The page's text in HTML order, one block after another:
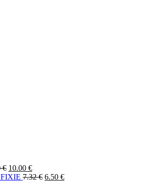
€ 10.00 €
7.32€ 6.50 €